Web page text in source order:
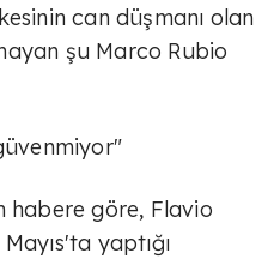
can düşmanı olan
şu Marco Rubio
habere göre, Flavio
yaptığı